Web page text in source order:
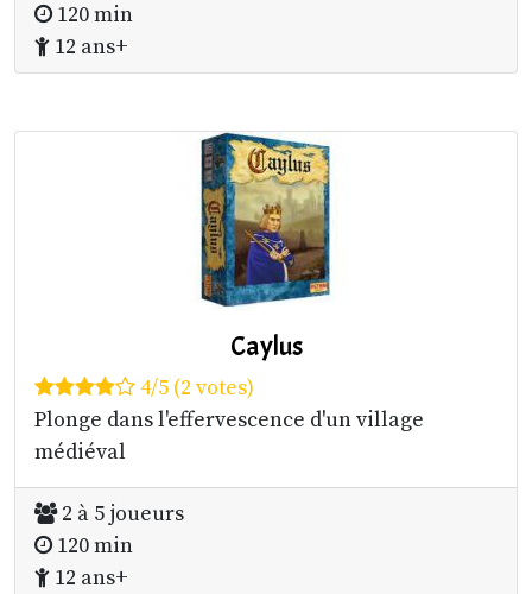
120 min
12 ans+
Caylus
4/5 (2 votes)
Plonge dans l'effervescence d'un village
médiéval
2 à 5 joueurs
120 min
12 ans+